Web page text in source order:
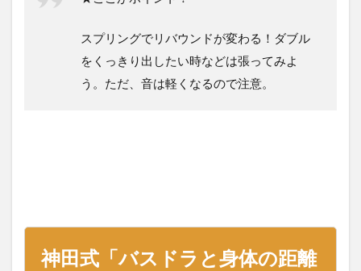
スプリングでリバウンドが変わる！ダブル
をくっきり出したい時などは張ってみよ
う。ただ、音は軽くなるので注意。
神田式「バスドラと身体の距離